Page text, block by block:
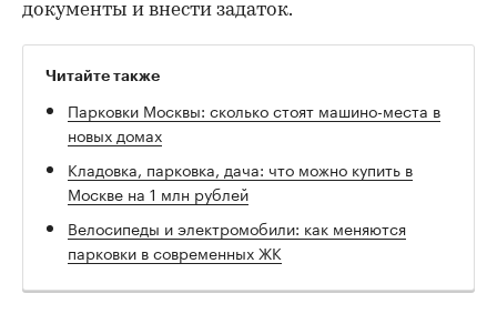
документы и внести задаток.
Читайте также
Парковки Москвы: сколько стоят машино-места в
новых домах
Кладовка, парковка, дача: что можно купить в
Москве на 1 млн рублей
Велосипеды и электромобили: как меняются
парковки в современных ЖК